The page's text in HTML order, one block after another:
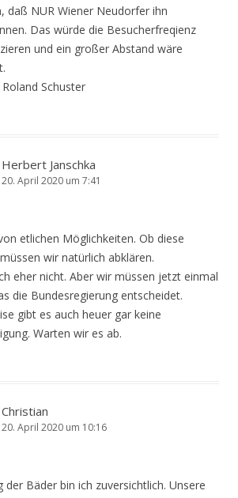
daß NUR Wiener Neudorfer ihn
Das würde die Besucherfreqienz
und ein großer Abstand wäre
Schuster
Herbert Janschka
20. April 2020 um 7:41
etlichen Möglichkeiten. Ob diese
wir natürlich abklären.
eher nicht. Aber wir müssen jetzt einmal
die Bundesregierung entscheidet.
gibt es auch heuer gar keine
Warten wir es ab.
Christian
20. April 2020 um 10:16
der Bäder bin ich zuversichtlich. Unsere